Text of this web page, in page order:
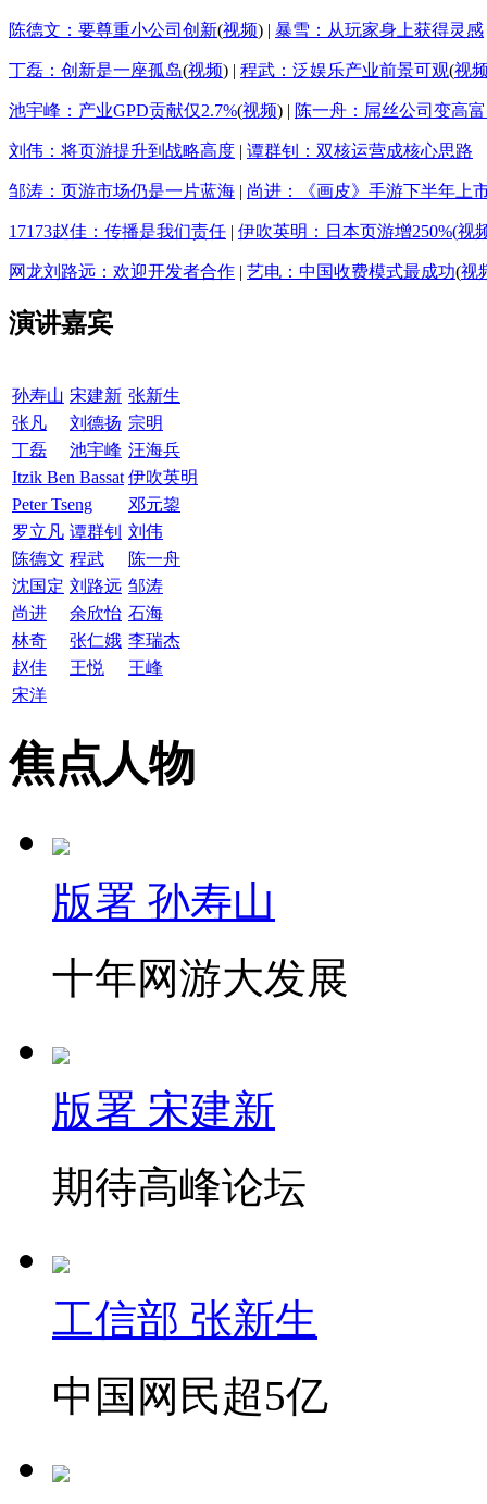
陈德文：要尊重小公司创新(视频) | 暴雪：从玩家身上获得灵感
丁磊：创新是一座孤岛(视频) | 程武：泛娱乐产业前景可观(视
池宇峰：产业GPD贡献仅2.7%(视频) | 陈一舟：屌丝公司变高
刘伟：将页游提升到战略高度 | 谭群钊：双核运营成核心思路
邹涛：页游市场仍是一片蓝海 | 尚进：《画皮》手游下半年上
17173赵佳：传播是我们责任 | 伊吹英明：日本页游增250%(视
网龙刘路远：欢迎开发者合作 | 艺电：中国收费模式最成功(视
演讲嘉宾
孙寿山 宋建新 张新生
张凡
刘德扬 宗明
丁磊
池宇峰 汪海兵
Itzik Ben Bassat 伊吹英明
Peter Tseng
邓元鋆
罗立凡 谭群钊 刘伟
陈德文 程武
陈一舟
沈国定 刘路远 邹涛
尚进
余欣怡 石海
林奇
张仁娥 李瑞杰
赵佳
王悦
王峰
宋洋
焦点人物
版署 孙寿山
十年网游大发展
版署 宋建新
期待高峰论坛
工信部 张新生
中国网民超5亿